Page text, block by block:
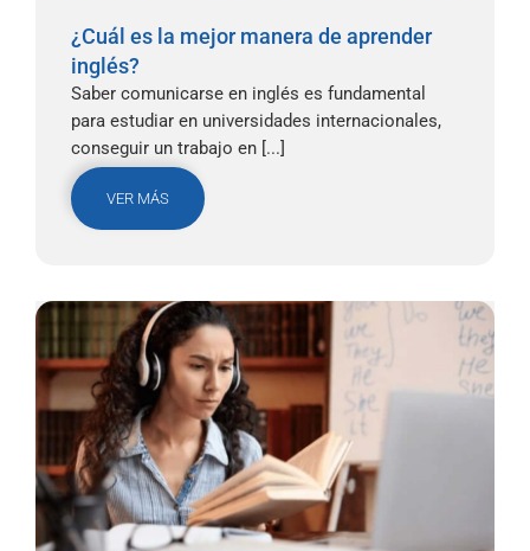
¿Cuál es la mejor manera de aprender
inglés?
Saber comunicarse en inglés es fundamental
para estudiar en universidades internacionales,
conseguir un trabajo en [...]
VER MÁS